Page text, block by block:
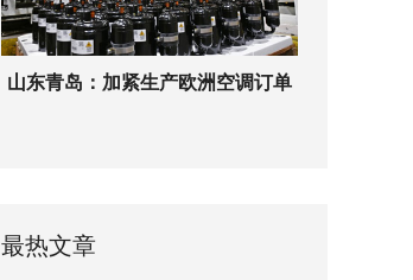
山东青岛：加紧生产欧洲空调订单
最热文章